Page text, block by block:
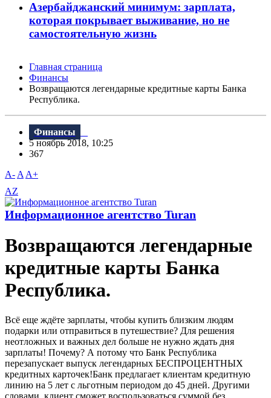
Азербайджанский минимум: зарплата,
которая покрывает выживание, но не
самостоятельную жизнь
Главная страница
Финансы
Возвращаются легендарные кредитные карты Банка
Республика.
Финансы
5 ноябрь 2018, 10:25
367
A- A A+
AZ
Информационное агентство Turan
Возвращаются легендарные
кредитные карты Банка
Республика.
Bсё еще ждёте зарплаты, чтобы купить близким людям
подарки или отправиться в путешествие? Для решения
неотложных и важных дел больше не нужно ждать дня
зарплаты! Почему? А потому что Банк Республика
перезапускает выпуск легендарных БЕСПРОЦЕНТНЫХ
кредитных карточек!Банк предлагает клиентам кредитную
линию на 5 лет с льготным периодом до 45 дней. Другими
словами, клиент сможет воспользоваться суммой без